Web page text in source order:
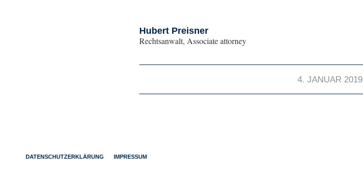
Hubert Preisner
Rechtsanwalt, Associate attorney
4. JANUAR 2019
DATENSCHUTZERKLÄRUNG IMPRESSUM